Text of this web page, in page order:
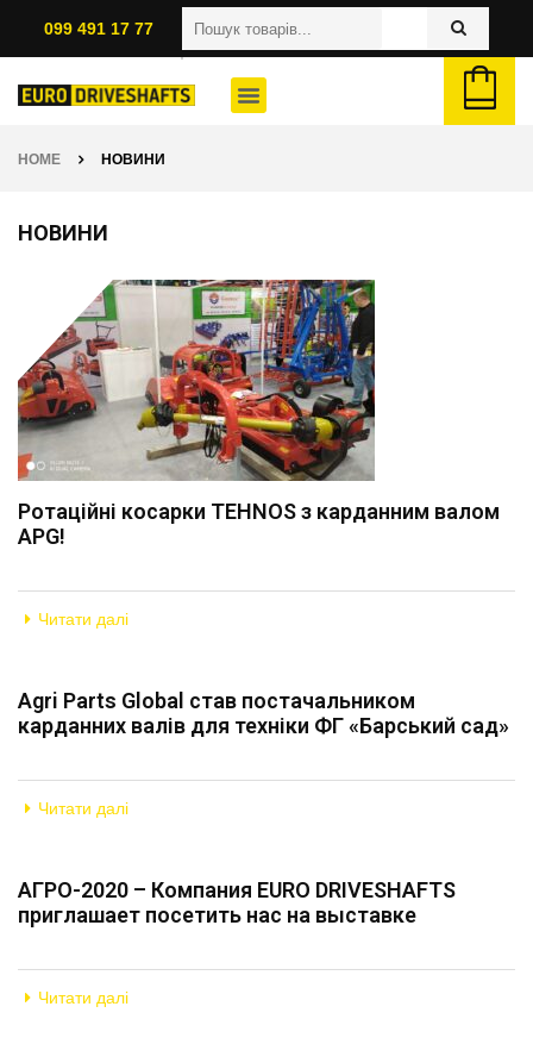
099 491 17 77
HOME НОВИНИ
НОВИНИ
Ротаційні косарки TEHNOS з карданним валом
APG!
Читати далі
Agri Parts Global став постачальником
карданних валів для техніки ФГ «Барський сад»
Читати далі
АГРО-2020 – Компания EURO DRIVESHAFTS
приглашает посетить нас на выставке
Читати далі